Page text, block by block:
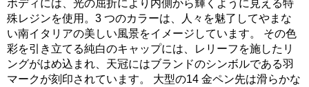
ボディには、光の屈折により内側から輝くように見える特
殊レジンを使用。3 つのカラーは、人々を魅了してやまな
い南イタリアの美しい風景をイメージしています。 その色
彩を引き立てる純白のキャップには、レリーフを施したリ
ングがはめ込まれ、天冠にはブランドのシンボルである羽
マークが刻印されています。 大型の14 金ペン先は滑らかな